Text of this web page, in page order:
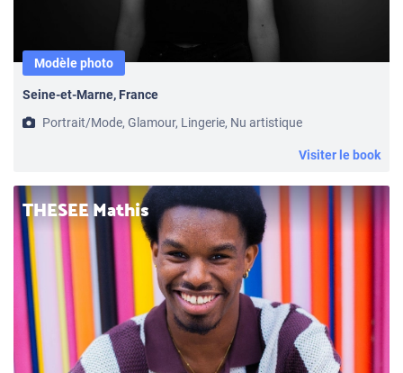
Modèle photo
Seine-et-Marne, France
Portrait/Mode, Glamour, Lingerie, Nu artistique
Visiter le book
THESEE Mathis